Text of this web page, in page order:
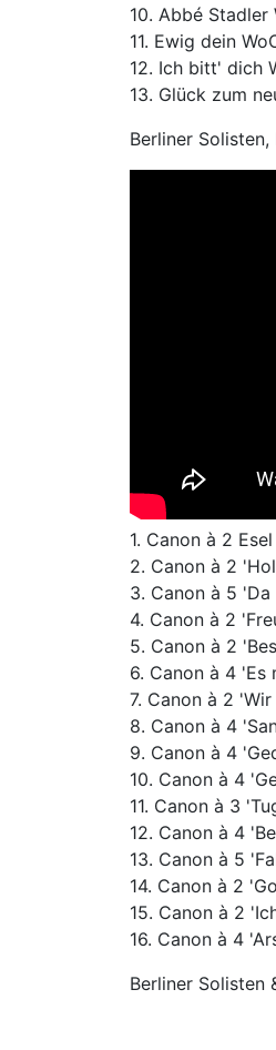
10. Abbé Stadler
11. Ewig dein
12. Ich bitt' dich
13. Glück zum
Berliner
1. Canon à 2
2. Canon à 2
3. Canon à 5
4. Canon à 2
5. Canon à 2
6. Canon à 4 'Es
7. Canon à 2
8. Canon à 4
9. Canon à 4
10. Canon à 4
11. Canon à 3
12. Canon à 4
13. Canon à 5
14. Canon à 2
15. Canon à 2
16. Canon à 4
Berliner Solisten